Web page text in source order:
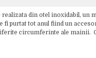
din otel inoxidabil, un
fi purtat tot anul fiind un
circumferinte ale mainii.